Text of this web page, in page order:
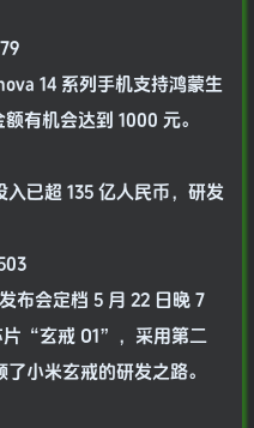
14 系列手机支持鸿蒙生
有机会达到 1000 元。
已超 135 亿人民币，研发
布会定档 5 月 22 日晚 7
片“玄戒 O1”，采用第二
小米玄戒的研发之路。